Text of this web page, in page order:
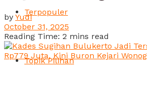
Terpopuler
Topik Pilihan
by Yudi
October 31, 2025
Reading Time: 2 mins read